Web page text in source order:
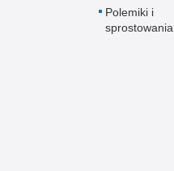
Polemiki i
sprostowania